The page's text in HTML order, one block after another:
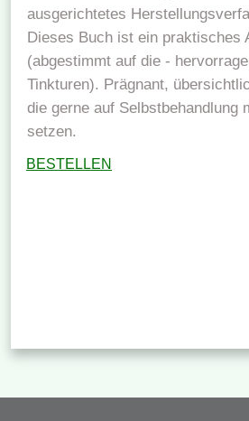
ausgerichtetes
Dieses Buch ist ein praktisches
(abgestimmt auf die -
Tinkturen). Prägnant,
die gerne auf Selbstbehandlung
setzen.
BESTELLEN